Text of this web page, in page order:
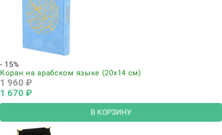
- 15%
Коран на арабском языке (20х14 см)
1 960 ₽
1 670 ₽
В КОРЗИНУ